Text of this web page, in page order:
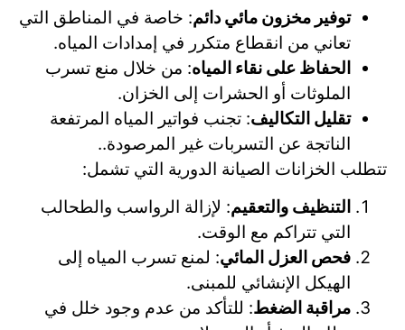
توفير مخزون مائي دائم: خاصة في المناطق التي
تعاني من انقطاع متكرر في إمدادات المياه.
الحفاظ على نقاء المياه: من خلال منع تسرب
الملوثات أو الحشرات إلى الخزان.
تقليل التكاليف: تجنب فواتير المياه المرتفعة
الناتجة عن التسربات غير المرصودة..
تتطلب الخزانات الصيانة الدورية التي تشمل:
التنظيف والتعقيم: لإزالة الرواسب والطحالب
التي تتراكم مع الوقت.
فحص العزل المائي: لمنع تسرب المياه إلى
الهيكل الإنشائي للمبنى.
مراقبة الضغط: للتأكد من عدم وجود خلل في